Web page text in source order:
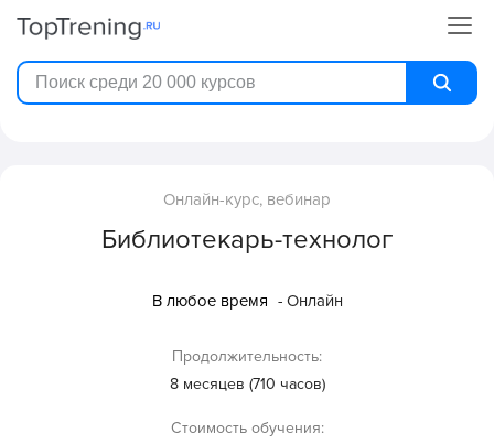
Онлайн-курс, вебинар
Библиотекарь-технолог
В любое время - Онлайн
Продолжительность:
8 месяцев (710 часов)
Стоимость обучения: